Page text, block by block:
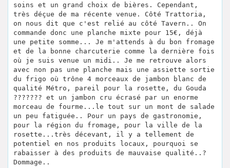
soins et un grand choix de bières. Cependant,
très déçue de ma récente venue. Côté Trattoria,
on nous dit que c'est relié au côté Tavern.. On
commande donc une planche mixte pour 15€, déjà
une petite somme... Je m'attends à du bon fromage
et de la bonne charcuterie comme la dernière fois
où je suis venue un midi.. Je me retrouve alors
avec non pas une planche mais une assiette sortie
du frigo où trône 4 morceaux de jambon blanc de
qualité Métro, pareil pour la rosette, du Gouda
??????? et un jambon cru écrasé par un enorme
morceau de fourme...le tout sur un mont de salade
un peu fatiguée.. Pour un pays de gastronomie,
pour la région du fromage, pour la ville de la
rosette...très décevant, il y a tellement de
potentiel en nos produits locaux, pourquoi se
rabaisser à des produits de mauvaise qualité..?
Dommage..